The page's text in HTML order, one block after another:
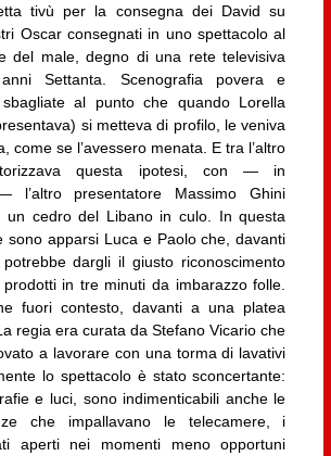
tivù per la consegna dei David su
Oscar consegnati in uno spettacolo al
del male, degno di una rete televisiva
Settanta. Scenografia povera e
al punto che quando Lorella
si metteva di profilo, le veniva
come se l’avessero menata. E tra l’altro
questa ipotesi, con — in
l’altro presentatore Massimo Ghini
un cedro del Libano in culo. In questa
sono apparsi Luca e Paolo che, davanti
dargli il giusto riconoscimento
prodotti in tre minuti da imbarazzo folle.
fuori contesto, davanti a una platea
regia era curata da Stefano Vicario che
a lavorare con una torma di lavativi
lo spettacolo è stato sconcertante:
e luci, sono indimenticabili anche le
che impallavano le telecamere, i
aperti nei momenti meno opportuni